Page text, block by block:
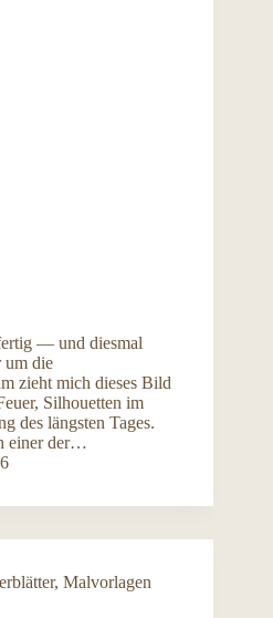
— und diesmal
um die
zieht mich dieses Bild
Silhouetten im
des längsten Tages.
einer der…
, Malvorlagen